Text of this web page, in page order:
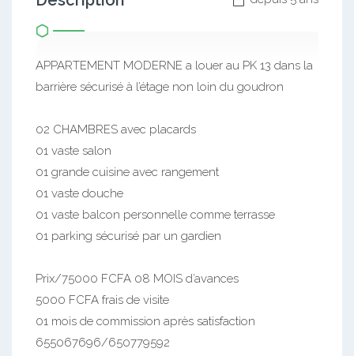
APPARTEMENT MODERNE a louer au PK 13 dans la
barrière sécurisé à l’étage non loin du goudron
02 CHAMBRES avec placards
01 vaste salon
01 grande cuisine avec rangement
01 vaste douche
01 vaste balcon personnelle comme terrasse
01 parking sécurisé par un gardien
Prix/75000 FCFA 08 MOIS d’avances
5000 FCFA frais de visite
01 mois de commission après satisfaction
655067696/650779592